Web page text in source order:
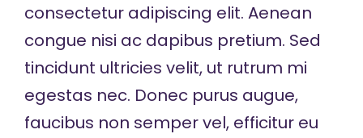
consectetur adipiscing elit. Aenean
congue nisi ac dapibus pretium. Sed
tincidunt ultricies velit, ut rutrum mi
egestas nec. Donec purus augue,
faucibus non semper vel, efficitur eu